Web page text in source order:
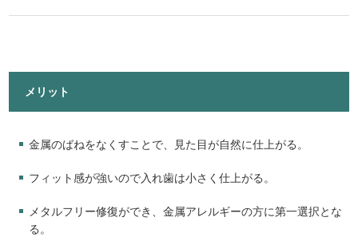
メリット
金属のばねをなくすことで、見た目が自然に仕上がる。
フィット感が強いので入れ歯は小さく仕上がる。
メタルフリー修復ができ、金属アレルギーの方に第一選択とな
る。